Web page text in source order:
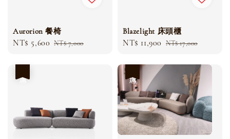
Aurorion 餐椅
Sale
NT$ 5,600 Regular
NT$ 7,000
Blazelight 床頭櫃
Sale
NT$ 11,900 Regular
NT$ 17,000